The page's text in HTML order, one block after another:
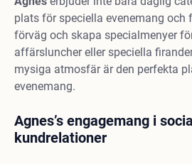
plats för speciella evenemang och
förväg och skapa specialmenyer
affärsluncher eller speciella
mysiga atmosfär är den perfekta
evenemang.
Agnes’s engagemang i
kundrelationer